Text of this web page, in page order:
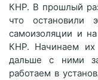
КНР. В прошлый
что остановили
самоизоляции и
КНР. Начинаем их
дальше с ними
работаем в